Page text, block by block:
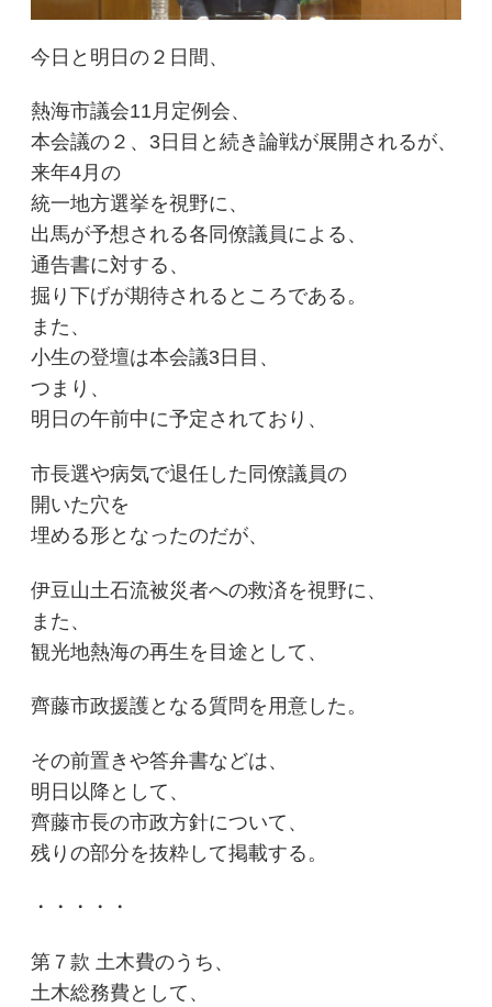
今日と明日の２日間、
熱海市議会11月定例会、
本会議の２、3日目と続き論戦が展開されるが、
来年4月の
統一地方選挙を視野に、
出馬が予想される各同僚議員による、
通告書に対する、
掘り下げが期待されるところである。
また、
小生の登壇は本会議3日目、
つまり、
明日の午前中に予定されており、
市長選や病気で退任した同僚議員の
開いた穴を
埋める形となったのだが、
伊豆山土石流被災者への救済を視野に、
また、
観光地熱海の再生を目途として、
齊藤市政援護となる質問を用意した。
その前置きや答弁書などは、
明日以降として、
齊藤市長の市政方針について、
残りの部分を抜粋して掲載する。
・・・・・
第７款 土木費のうち、
土木総務費として、